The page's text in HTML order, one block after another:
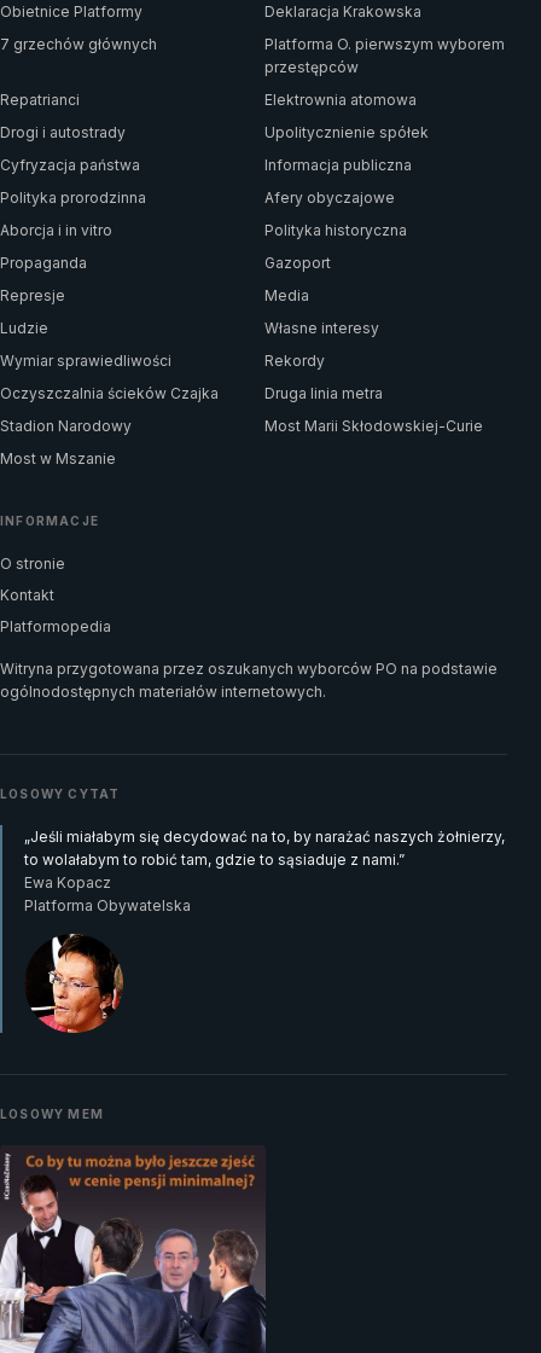
Obietnice Platformy
Deklaracja Krakowska
7 grzechów głównych
Platforma O. pierwszym wyborem
przestępców
Repatrianci
Elektrownia atomowa
Drogi i autostrady
Upolitycznienie spółek
Cyfryzacja państwa
Informacja publiczna
Polityka prorodzinna
Afery obyczajowe
Aborcja i in vitro
Polityka historyczna
Propaganda
Gazoport
Represje
Media
Ludzie
Własne interesy
Wymiar sprawiedliwości
Rekordy
Oczyszczalnia ścieków Czajka
Druga linia metra
Stadion Narodowy
Most Marii Skłodowskiej-Curie
Most w Mszanie
INFORMACJE
O stronie
Kontakt
Platformopedia
Witryna przygotowana przez oszukanych wyborców PO na podstawie
ogólnodostępnych materiałów internetowych.
LOSOWY CYTAT
„Jeśli miałabym się decydować na to, by narażać naszych żołnierzy,
to wolałabym to robić tam, gdzie to sąsiaduje z nami.”
Ewa Kopacz
Platforma Obywatelska
LOSOWY MEM